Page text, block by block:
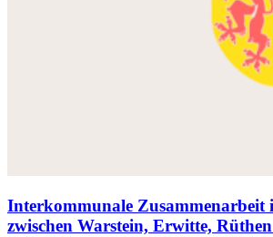
Interkommunale Zusammenarbeit
zwischen Warstein, Erwitte,